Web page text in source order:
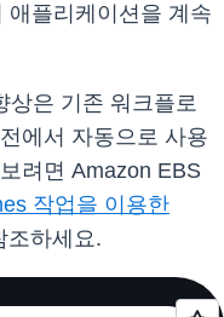
애플리케이션을 계속
상은 기존 워크플로
에서 자동으로 사용
려면 Amazon EBS
작업을 이용한
조하세요.